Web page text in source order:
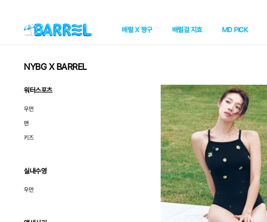
배럴 X 짱구 배럴걸 지효 MD PICK
NYBG X BARREL
워터스포츠
우먼
맨
키즈
실내수영
우먼